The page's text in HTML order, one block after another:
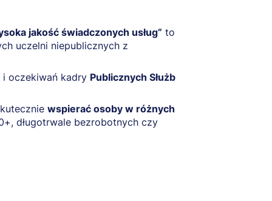
jakość świadczonych usług” to
uczelni niepublicznych z
i oczekiwań kadry Publicznych Służb
wspierać osoby w różnych
długotrwale bezrobotnych czy